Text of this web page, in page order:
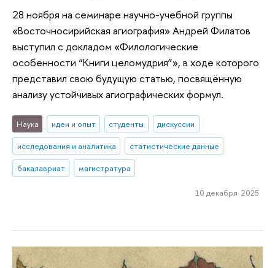
28 ноября на семинаре научно-учебной группы
«Восточносирийская агиография» Андрей Филатов
выступил с докладом «Филологические
особенности “Книги целомудрия”», в ходе которого
представил свою будущую статью, посвящённую
анализу устойчивых агиографических формул.
Наука идеи и опыт студенты
дискуссии
исследования и аналитика
статистические данные
бакалавриат
магистратура
10 декабря 2025